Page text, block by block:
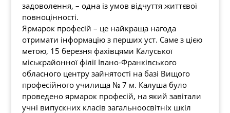
задоволення, – одна із умов відчуття життєвої
повноцінності.
Ярмарок професій – це найкраща нагода
отримати інформацію з перших уст. Саме з цією
метою, 15 березня фахівцями Калуської
міськрайонної філії Івано-Франківського
обласного центру зайнятості на базі Вищого
професійного училища № 7 м. Калуша було
проведено ярмарок професій, на який завітали
учні випускних класів загальноосвітніх шкіл